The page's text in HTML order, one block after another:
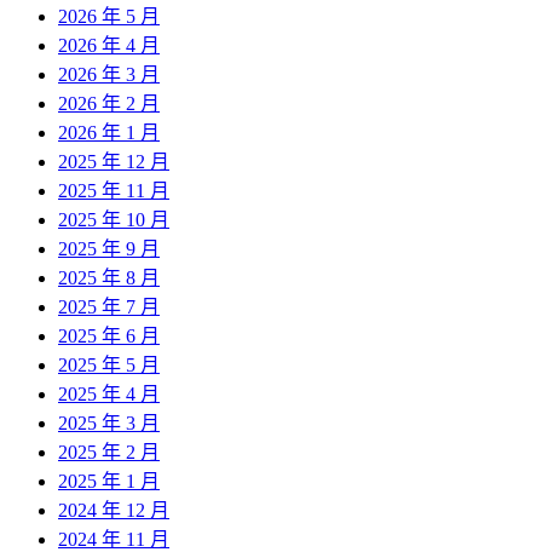
2026 年 5 月
2026 年 4 月
2026 年 3 月
2026 年 2 月
2026 年 1 月
2025 年 12 月
2025 年 11 月
2025 年 10 月
2025 年 9 月
2025 年 8 月
2025 年 7 月
2025 年 6 月
2025 年 5 月
2025 年 4 月
2025 年 3 月
2025 年 2 月
2025 年 1 月
2024 年 12 月
2024 年 11 月